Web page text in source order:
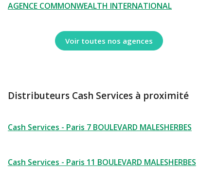
AGENCE COMMONWEALTH INTERNATIONAL
Voir toutes nos agences
Distributeurs Cash Services à proximité
Cash Services - Paris 7 BOULEVARD MALESHERBES
Cash Services - Paris 11 BOULEVARD MALESHERBES